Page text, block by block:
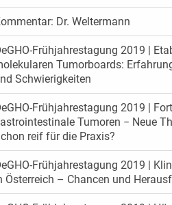
Dr. Weltermann
Frühjahrestagung 2019 |
Tumorboards:
Schwierigkeiten
Frühjahrestagung 2019 |
Tumoren − Neue
reif für die Praxis?
Frühjahrestagung 2019 |
Österreich – Chancen und